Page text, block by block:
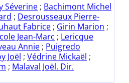
Séverine ; Bachimont Michel
; Desrousseaux Pierre-
Fabrice ; Girin Marion ;
Jean-Marc ; Lericque
Annie ; Puigredo
Joël ; Védrine Mickaël ;
; Malaval Joël. Dir.